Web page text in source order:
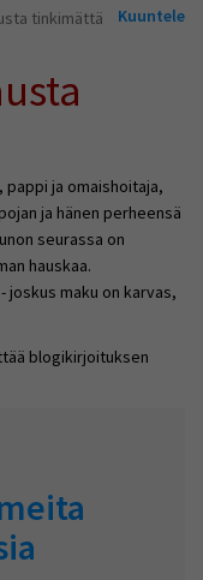
tinkimättä Kuuntele
pappi ja omaishoitaja,
ja hänen perheensä
seurassa on
hauskaa.
joskus maku on karvas,
blogikirjoituksen